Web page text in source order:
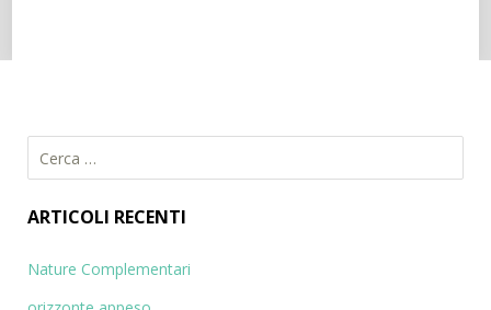
i
e
ARTICOLI RECENTI
Nature Complementari